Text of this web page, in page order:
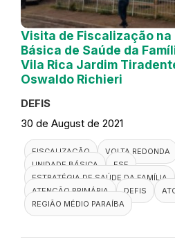
Visita de Fiscalização na
Básica de Saúde da
Vila Rica Jardim
Oswaldo Richieri
DEFIS
30 de August de 2021
FISCALIZAÇÃO
VOLTA REDONDA
UNIDADE BÁSICA
ESF
ESTRATÉGIA DE SAÚDE DA FAMÍLIA
ATENÇÃO PRIMÁRIA
DEFIS
REGIÃO MÉDIO PARAÍBA